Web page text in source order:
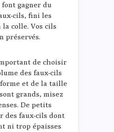
gagner du
cils, fini les
colle. Vos cils
préservés.
de choisir
des faux-cils
et de la taille
grands, misez
De petits
des faux-cils dont
ni trop épaisses